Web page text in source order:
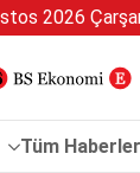
Tüm Haberler